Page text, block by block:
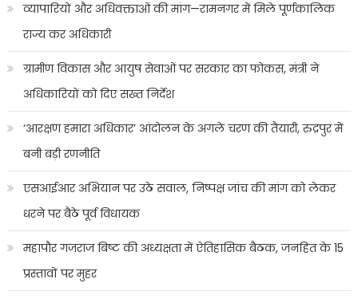
व्यापारियों और अधिवक्ताओं की मांग—रामनगर में मिले पूर्णकालिक
राज्य कर अधिकारी
ग्रामीण विकास और आयुष सेवाओं पर सरकार का फोकस, मंत्री ने
अधिकारियों को दिए सख्त निर्देश
‘आरक्षण हमारा अधिकार’ आंदोलन के अगले चरण की तैयारी, रुद्रपुर में
बनी बड़ी रणनीति
एसआईआर अभियान पर उठे सवाल, निष्पक्ष जांच की मांग को लेकर
धरने पर बैठे पूर्व विधायक
महापौर गजराज बिष्ट की अध्यक्षता में ऐतिहासिक बैठक, जनहित के 15
प्रस्तावों पर मुहर